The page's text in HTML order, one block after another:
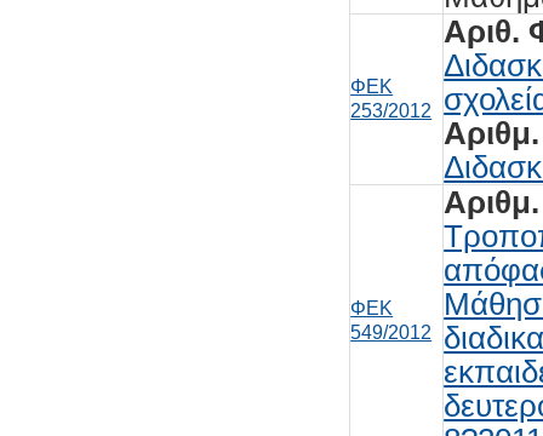
ΦΕΚ
253/2012
Αριθ.
ΦΕΚ
549/2012